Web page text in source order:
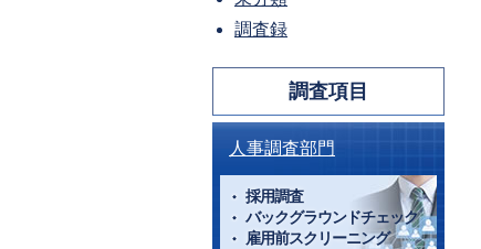
調査録
調査項目
人事調査部門
採用調査
バックグラウンドチェック
雇用前スクリーニング